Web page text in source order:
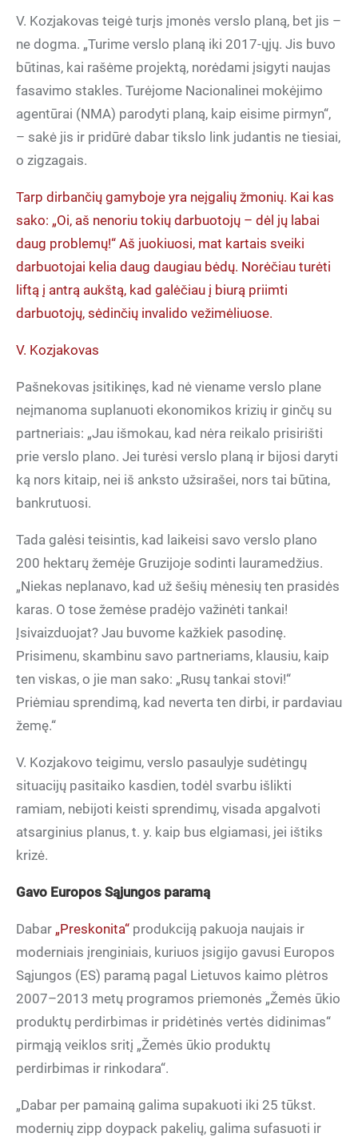
V. Kozjakovas teigė turįs įmonės verslo planą, bet jis –
ne dogma. „Turime verslo planą iki 2017-ųjų. Jis buvo
būtinas, kai rašėme projektą, norėdami įsigyti naujas
fasavimo stakles. Turėjome Nacionalinei mokėjimo
agentūrai (NMA) parodyti planą, kaip eisime pirmyn“,
– sakė jis ir pridūrė dabar tikslo link judantis ne tiesiai,
o zigzagais.
Tarp dirbančių gamyboje yra neįgalių žmonių. Kai kas
sako: „Oi, aš nenoriu tokių darbuotojų – dėl jų labai
daug problemų!“ Aš juokiuosi, mat kartais sveiki
darbuotojai kelia daug daugiau bėdų. Norėčiau turėti
liftą į antrą aukštą, kad galėčiau į biurą priimti
darbuotojų, sėdinčių invalido vežimėliuose.
V. Kozjakovas
Pašnekovas įsitikinęs, kad nė viename verslo plane
neįmanoma suplanuoti ekonomikos krizių ir ginčų su
partneriais: „Jau išmokau, kad nėra reikalo prisirišti
prie verslo plano. Jei turėsi verslo planą ir bijosi daryti
ką nors kitaip, nei iš anksto užsirašei, nors tai būtina,
bankrutuosi.
Tada galėsi teisintis, kad laikeisi savo verslo plano
200 hektarų žemėje Gruzijoje sodinti lauramedžius.
„Niekas neplanavo, kad už šešių mėnesių ten prasidės
karas. O tose žemėse pradėjo važinėti tankai!
Įsivaizduojat? Jau buvome kažkiek pasodinę.
Prisimenu, skambinu savo partneriams, klausiu, kaip
ten viskas, o jie man sako: „Rusų tankai stovi!“
Priėmiau sprendimą, kad neverta ten dirbi, ir pardaviau
žemę.“
V. Kozjakovo teigimu, verslo pasaulyje sudėtingų
situacijų pasitaiko kasdien, todėl svarbu išlikti
ramiam, nebijoti keisti sprendimų, visada apgalvoti
atsarginius planus, t. y. kaip bus elgiamasi, jei ištiks
krizė.
Gavo Europos Sąjungos paramą
Dabar „Preskonita“ produkciją pakuoja naujais ir
moderniais įrenginiais, kuriuos įsigijo gavusi Europos
Sąjungos (ES) paramą pagal Lietuvos kaimo plėtros
2007–2013 metų programos priemonės „Žemės ūkio
produktų perdirbimas ir pridėtinės vertės didinimas“
pirmąją veiklos sritį „Žemės ūkio produktų
perdirbimas ir rinkodara“.
„Dabar per pamainą galima supakuoti iki 25 tūkst.
modernių zipp doypack pakelių, galima sufasuoti ir